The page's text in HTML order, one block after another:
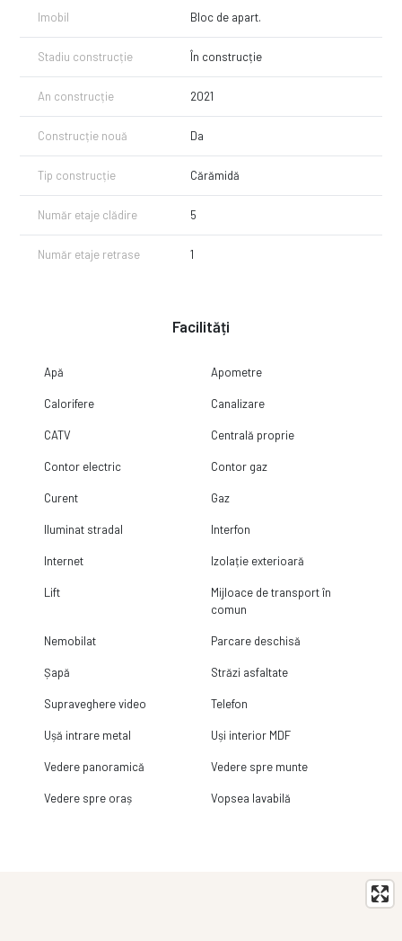
Modalitati plata :
Se poate achizitiona prin orice modalitate de plata cu un avans de
minim 15% din valoarea apartamentului!
Pentru detalii suplimentare ne puteti contacta la numarul de telefon
0747604756 - Vestemean Andrei, mentionand CP2203821.
Imobil Bloc de apart.
Stadiu construcție În construcție
An construcție 2021
Construcție nouă Da
Tip construcție Cărămidă
Număr etaje clădire 5
Număr etaje retrase 1
Facilități
Apă Apometre
Calorifere Canalizare
CATV Centrală proprie
Contor electric Contor gaz
Curent Gaz
Iluminat stradal Interfon
Internet Izolație exterioară
Lift
Mijloace de transport în
comun
Nemobilat Parcare deschisă
Șapă Străzi asfaltate
Supraveghere video Telefon
Ușă intrare metal Uși interior MDF
Vedere panoramică Vedere spre munte
Vedere spre oraș Vopsea lavabilă